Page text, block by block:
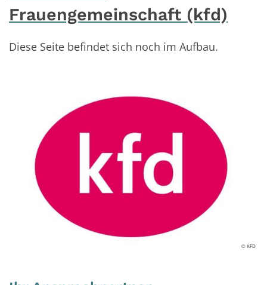
Frauengemeinschaft (kfd)
Diese Seite befindet sich noch im Aufbau.
© KFD